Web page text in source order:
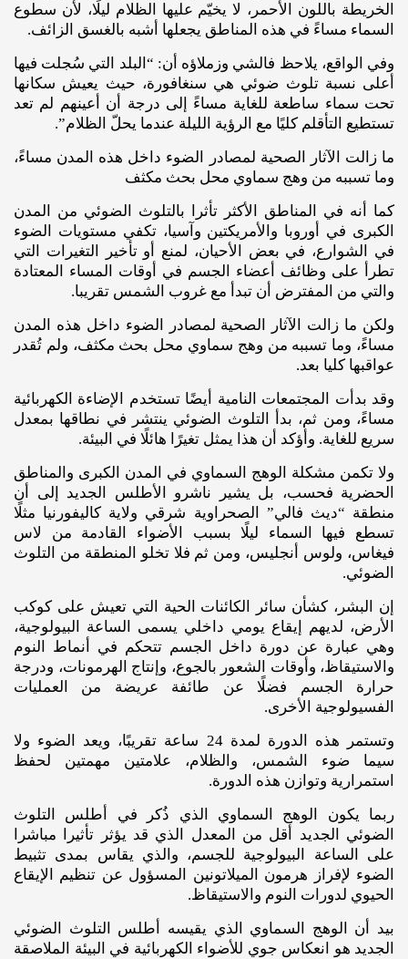
الخريطة باللون الأحمر، لا يخيّم عليها الظلام ليلًا، لأن سطوع
السماء مساءً في هذه المناطق يجعلها أشبه بالغسق الزائف.
وفي الواقع، يلاحظ فالشي وزملاؤه أن: “البلد التي سُجلت فيها
أعلى نسبة تلوث ضوئي هي سنغافورة، حيث يعيش سكانها
تحت سماء ساطعة للغاية مساءً إلى درجة أن أعينهم لم تعد
تستطيع التأقلم كليًا مع الرؤية الليلة عندما يحلّ الظلام”.
ما زالت الآثار الصحية لمصادر الضوء داخل هذه المدن مساءً،
وما تسببه من وهج سماوي محل بحث مكثف
كما أنه في المناطق الأكثر تأثرا بالتلوث الضوئي من المدن
الكبرى في أوروبا والأمريكتين وآسيا، تكفي مستويات الضوء
في الشوارع، في بعض الأحيان، لمنع أو تأخير التغيرات التي
تطرأ على وظائف أعضاء الجسم في أوقات المساء المعتادة
والتي من المفترض أن تبدأ مع غروب الشمس تقريبا.
ولكن ما زالت الآثار الصحية لمصادر الضوء داخل هذه المدن
مساءً، وما تسببه من وهج سماوي محل بحث مكثف، ولم تُقدر
عواقبها كليا بعد.
وقد بدأت المجتمعات النامية أيضًا تستخدم الإضاءة الكهربائية
مساءً، ومن ثم، بدأ التلوث الضوئي ينتشر في نطاقها بمعدل
سريع للغاية. وأؤكد أن هذا يمثل تغيرًا هائلًا في البيئة.
ولا تكمن مشكلة الوهج السماوي في المدن الكبرى والمناطق
الحضرية فحسب، بل يشير ناشرو الأطلس الجديد إلى أن
منطقة “ديث فالي” الصحراوية شرقي ولاية كاليفورنيا مثلًا
تسطع فيها السماء ليلًا بسبب الأضواء القادمة من لاس
فيغاس، ولوس أنجليس، ومن ثم فلا تخلو المنطقة من التلوث
الضوئي.
إن البشر، كشأن سائر الكائنات الحية التي تعيش على كوكب
الأرض، لديهم إيقاع يومي داخلي يسمى الساعة البيولوجية،
وهي عبارة عن دورة داخل الجسم تتحكم في أنماط النوم
والاستيقاظ، وأوقات الشعور بالجوع، وإنتاج الهرمونات، ودرجة
حرارة الجسم فضلًا عن طائفة عريضة من العمليات
الفسيولوجية الأخرى.
وتستمر هذه الدورة لمدة 24 ساعة تقريبًا، ويعد الضوء ولا
سيما ضوء الشمس، والظلام، علامتين مهمتين لحفظ
استمرارية وتوازن هذه الدورة.
ربما يكون الوهج السماوي الذي ذُكر في أطلس التلوث
الضوئي الجديد أقل من المعدل الذي قد يؤثر تأثيرا مباشرا
على الساعة البيولوجية للجسم، والذي يقاس بمدى تثبيط
الضوء لإفراز هرمون الميلاتونين المسؤول عن تنظيم الإيقاع
الحيوي لدورات النوم والاستيقاظ.
بيد أن الوهج السماوي الذي يقيسه أطلس التلوث الضوئي
الجديد هو انعكاس جوي للأضواء الكهربائية في البيئة الملاصقة